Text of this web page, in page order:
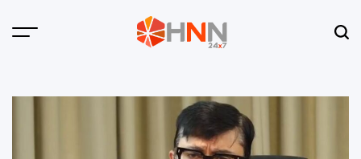
Menu